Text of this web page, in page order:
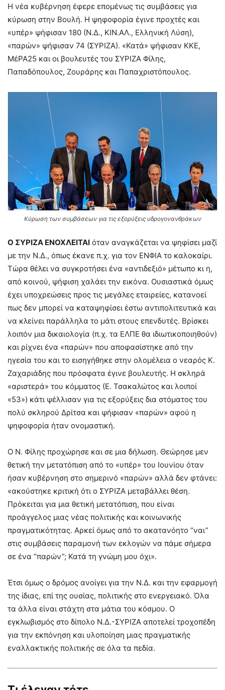
Η νέα κυβέρνηση έφερε επομένως τις συμβάσεις για
κύρωση στην Βουλή. Η ψηφοφορία έγινε προχτές και
«υπέρ» ψήφισαν 180 (Ν.Δ., ΚΙΝ.ΑΛ., Ελληνική Λύση),
«παρών» ψήφισαν 74 (ΣΥΡΙΖΑ). «Κατά» ψήφισαν ΚΚΕ,
ΜέΡΑ25 και οι βουλευτές του ΣΥΡΙΖΑ Φίλης,
Παπαδόπουλος, Ζουράρης και Παπαχριστόπουλος.
Κύρωση των συμβάσεων για τις εξορύξεις υδρογονανθράκων
Ο ΣΥΡΙΖΑ ΕΝΟΧΛΕΙΤΑΙ όταν αναγκάζεται να ψηφίσει μαζί
με την Ν.Δ., όπως έκανε π.χ. για τον ΕΝΦΙΑ το καλοκαίρι.
Τώρα θέλει να συγκροτήσει ένα «αντιδεξιό» μέτωπο κι η,
από κοινού, ψήφιση χαλάει την εικόνα. Ουσιαστικά όμως
έχει υποχρεώσεις προς τις μεγάλες εταιρείες, κατανοεί
πως δεν μπορεί να καταψηφίσει έστω αντιπολιτευτικά και
να κλείνει παράλληλα το μάτι στους επενδυτές. Βρίσκει
λοιπόν μια δικαιολογία (π.χ. τα ΕΛΠΕ θα ιδιωτικοποιηθούν)
και ρίχνει ένα «παρών» που αποφασίστηκε από την
ηγεσία του και το εισηγήθηκε στην ολομέλεια ο νεαρός Κ.
Ζαχαριάδης που πρόσφατα έγινε βουλευτής. Η σκληρά
«αριστερά» του κόμματος (Ε. Τσακαλώτος και λοιποί
«53») κάτι ψέλλισαν για τις εξορύξεις δια στόματος του
πολύ σκληρού Δρίτσα και ψήφισαν «παρών» αφού η
ψηφοφορία ήταν ονομαστική.
Ο Ν. Φίλης προχώρησε και σε μια δήλωση. Θεώρησε μεν
θετική την μετατόπιση από το «υπέρ» του Ιουνίου όταν
ήσαν κυβέρνηση στο σημερινό «παρών» αλλά δεν φτάνει:
«ακούστηκε κριτική ότι ο ΣΥΡΙΖΑ μεταβάλλει θέση.
Πρόκειται για μια θετική μετατόπιση, που είναι
προάγγελος μιας νέας πολιτικής και κοινωνικής
πραγματικότητας. Αρκεί όμως από το ακατανόητο “ναι”
στις συμβάσεις παραμονή των εκλογών να πάμε σήμερα
σε ένα “παρών”; Κατά τη γνώμη μου όχι».
Έτσι όμως ο δρόμος ανοίγει για την Ν.Δ. και την εφαρμογή
της ίδιας, επί της ουσίας, πολιτικής στο ενεργειακό. Όλα
τα άλλα είναι στάχτη στα μάτια του κόσμου. Ο
εγκλωβισμός στο δίπολο Ν.Δ.-ΣΥΡΙΖΑ αποτελεί τροχοπέδη
για την εκπόνηση και υλοποίηση μιας πραγματικής
εναλλακτικής πολιτικής σε όλα τα πεδία.